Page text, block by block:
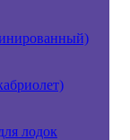
лодок